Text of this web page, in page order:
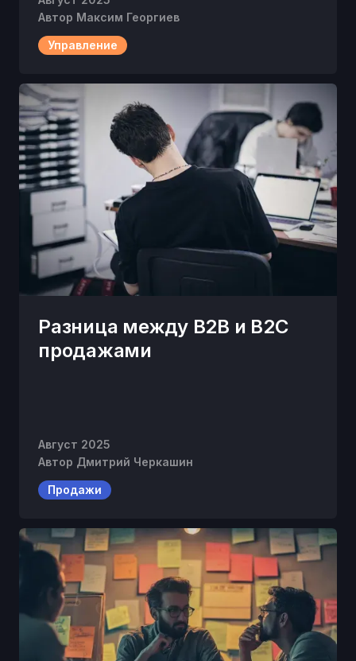
Автор Максим Георгиев
Управление
Разница между B2B и B2C
продажами
Август 2025
Автор Дмитрий Черкашин
Продажи